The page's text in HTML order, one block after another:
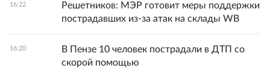
16:22
Решетников: МЭР готовит меры поддержки
пострадавших из-за атак на склады WB
16:20
В Пензе 10 человек пострадали в ДТП со
скорой помощью